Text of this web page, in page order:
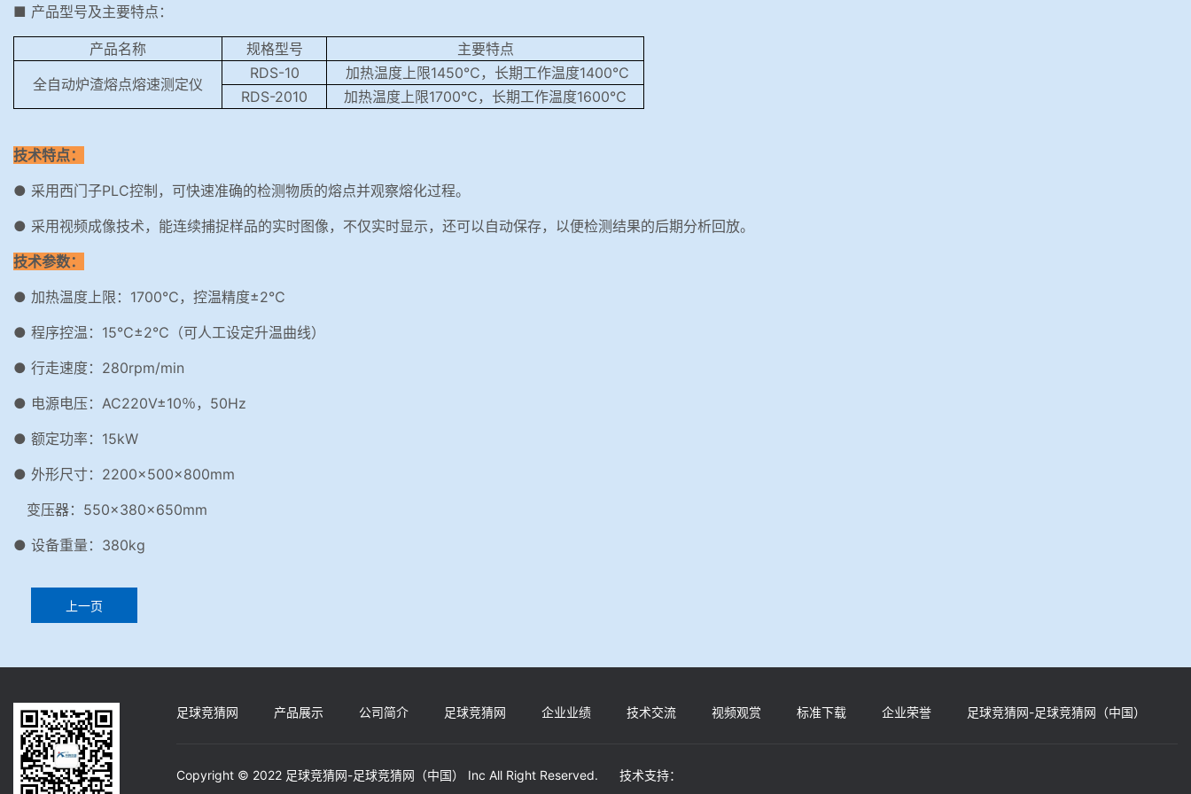
■ 产品型号及主要特点：
产品名称 规格型号
主要特点
全自动炉渣熔点熔速测定仪
RDS-10
加热温度上限1450℃，长期工作温度1400℃
RDS-2010
加热温度上限1700℃，长期工作温度1600℃
技术特点：
● 采用西门子PLC控制，可快速准确的检测物质的熔点并观察熔化过程。
● 采用视频成像技术，能连续捕捉样品的实时图像，不仅实时显示，还可以自动保存，以便检测结果的后期分析回放。
技术参数：
● 加热温度上限：1700℃，控温精度±2℃
● 程序控温：15℃±2℃（可人工设定升温曲线）
● 行走速度：280rpm/min
● 电源电压：AC220V±10％，50Hz
● 额定功率：15kW
● 外形尺寸：2200×500×800mm
变压器：550×380×650mm
● 设备重量：380kg
上一页
足球竞猜网 产品展示 公司简介 足球竞猜网 企业业绩 技术交流 视频观赏 标准下载 企业荣誉 足球竞猜网-足球竞猜网（中国）
Copyright © 2022 足球竞猜网-足球竞猜网（中国） Inc All Right Reserved. 技术支持：